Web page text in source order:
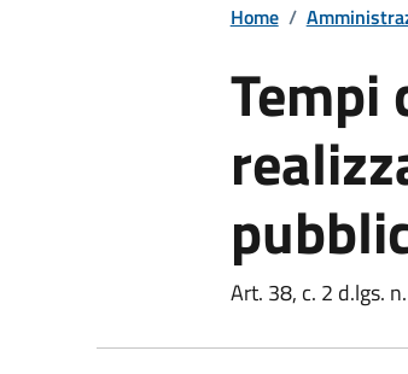
Home /
Tempi
Art. 38, c. 2 d.lgs.